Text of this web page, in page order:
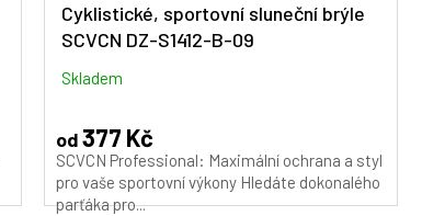
Cyklistické, sportovní sluneční brýle
SCVCN DZ-S1412-B-09
Skladem
od377 Kč
SCVCN Professional: Maximální ochrana a styl
pro vaše sportovní výkony Hledáte dokonalého
parťáka pro...